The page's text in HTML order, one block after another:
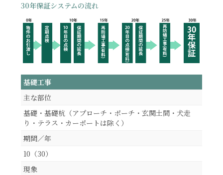
30年保証システムの流れ
基礎工事
主な部位
基礎・基礎杭（アプローチ・ポーチ・玄関土間・犬走
り・テラス・カーポートは除く）
期間／年
10（30）
現象